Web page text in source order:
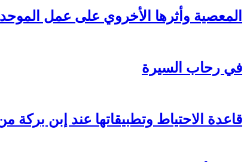
المعصية وأثرها الأخروي على عمل
في رحاب السيرة
قاعدة الاحتياط وتطبيقاتها عند إبن بركة